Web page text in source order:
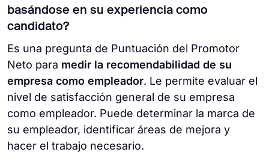
basándose en su experiencia como
candidato?
Es una pregunta de Puntuación del Promotor
Neto para medir la recomendabilidad de su
empresa como empleador. Le permite evaluar el
nivel de satisfacción general de su empresa
como empleador. Puede determinar la marca de
su empleador, identificar áreas de mejora y
hacer el trabajo necesario.